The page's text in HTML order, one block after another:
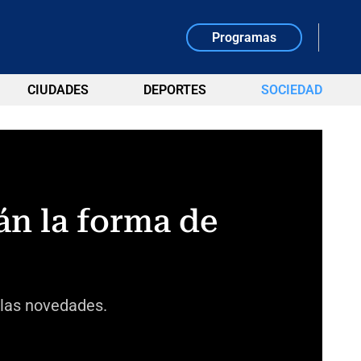
Programas
CIUDADES DEPORTES SOCIEDAD
la forma de
novedades.